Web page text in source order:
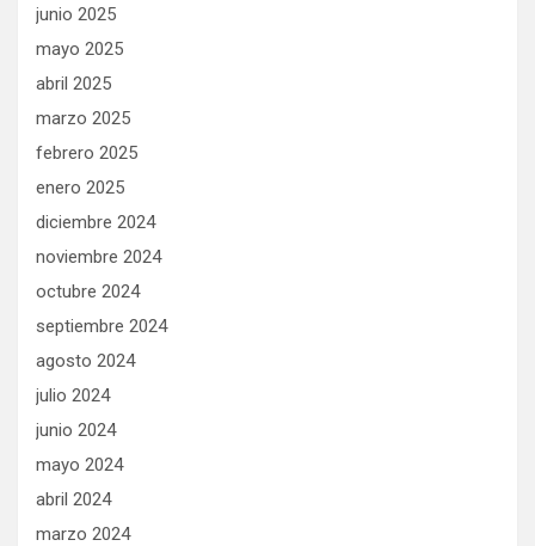
junio 2025
mayo 2025
abril 2025
marzo 2025
febrero 2025
enero 2025
diciembre 2024
noviembre 2024
octubre 2024
septiembre 2024
agosto 2024
julio 2024
junio 2024
mayo 2024
abril 2024
marzo 2024